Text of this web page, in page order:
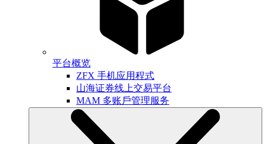
平台概览
ZFX 手机应用程式
山海证券线上交易平台
MAM 多账戶管理服务